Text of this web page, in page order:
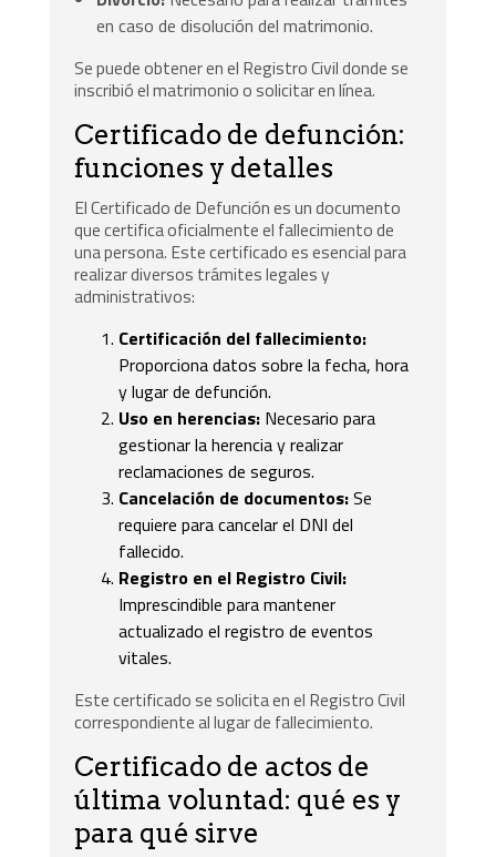
en caso de disolución del matrimonio.
Se puede obtener en el Registro Civil donde se
inscribió el matrimonio o solicitar en línea.
Certificado de defunción:
funciones y detalles
El Certificado de Defunción es un documento
que certifica oficialmente el fallecimiento de
una persona. Este certificado es esencial para
realizar diversos trámites legales y
administrativos:
Certificación del fallecimiento:
Proporciona datos sobre la fecha, hora
y lugar de defunción.
Uso en herencias: Necesario para
gestionar la herencia y realizar
reclamaciones de seguros.
Cancelación de documentos:Se
requiere para cancelar el DNI del
fallecido.
Registro en el Registro Civil:
Imprescindible para mantener
actualizado el registro de eventos
vitales.
Este certificado se solicita en el Registro Civil
correspondiente al lugar de fallecimiento.
Certificado de actos de
última voluntad: qué es y
para qué sirve